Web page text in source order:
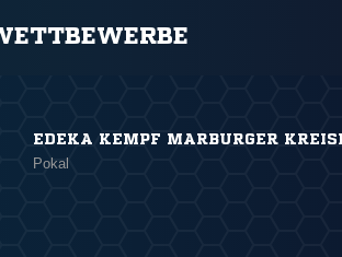
EDEKA KEMPF MARBURGER
Pokal